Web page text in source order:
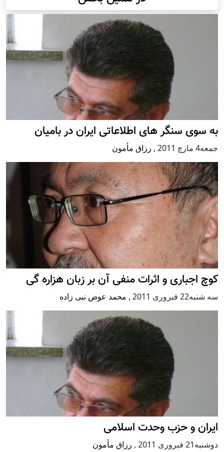
به سوی سنگر های اطلاعاتی ایران در بامیان
جمعه4 مارچ 2011 , رزاق مأمون
کوچ اجباری و اثرات منفی آن بر زبان هزاره گی
سه شنبه22 فبروری 2011 , محمد عوض نبی زاده
ایران و حزب وحدت اسلامی
دوشنبه21 فبروری 2011 , رزاق مأمون